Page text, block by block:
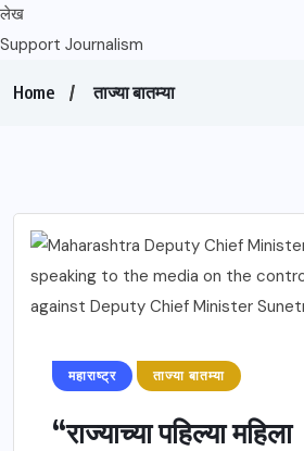
लेख
Support Journalism
Home ताज्या बातम्या
महाराष्ट्र ताज्या बातम्या
“राज्याच्या पहिल्या महिला